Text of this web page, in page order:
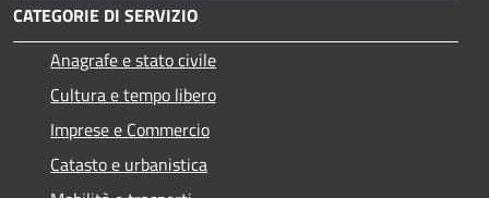
CATEGORIE DI SERVIZIO
Anagrafe e stato civile
Cultura e tempo libero
Imprese e Commercio
Catasto e urbanistica